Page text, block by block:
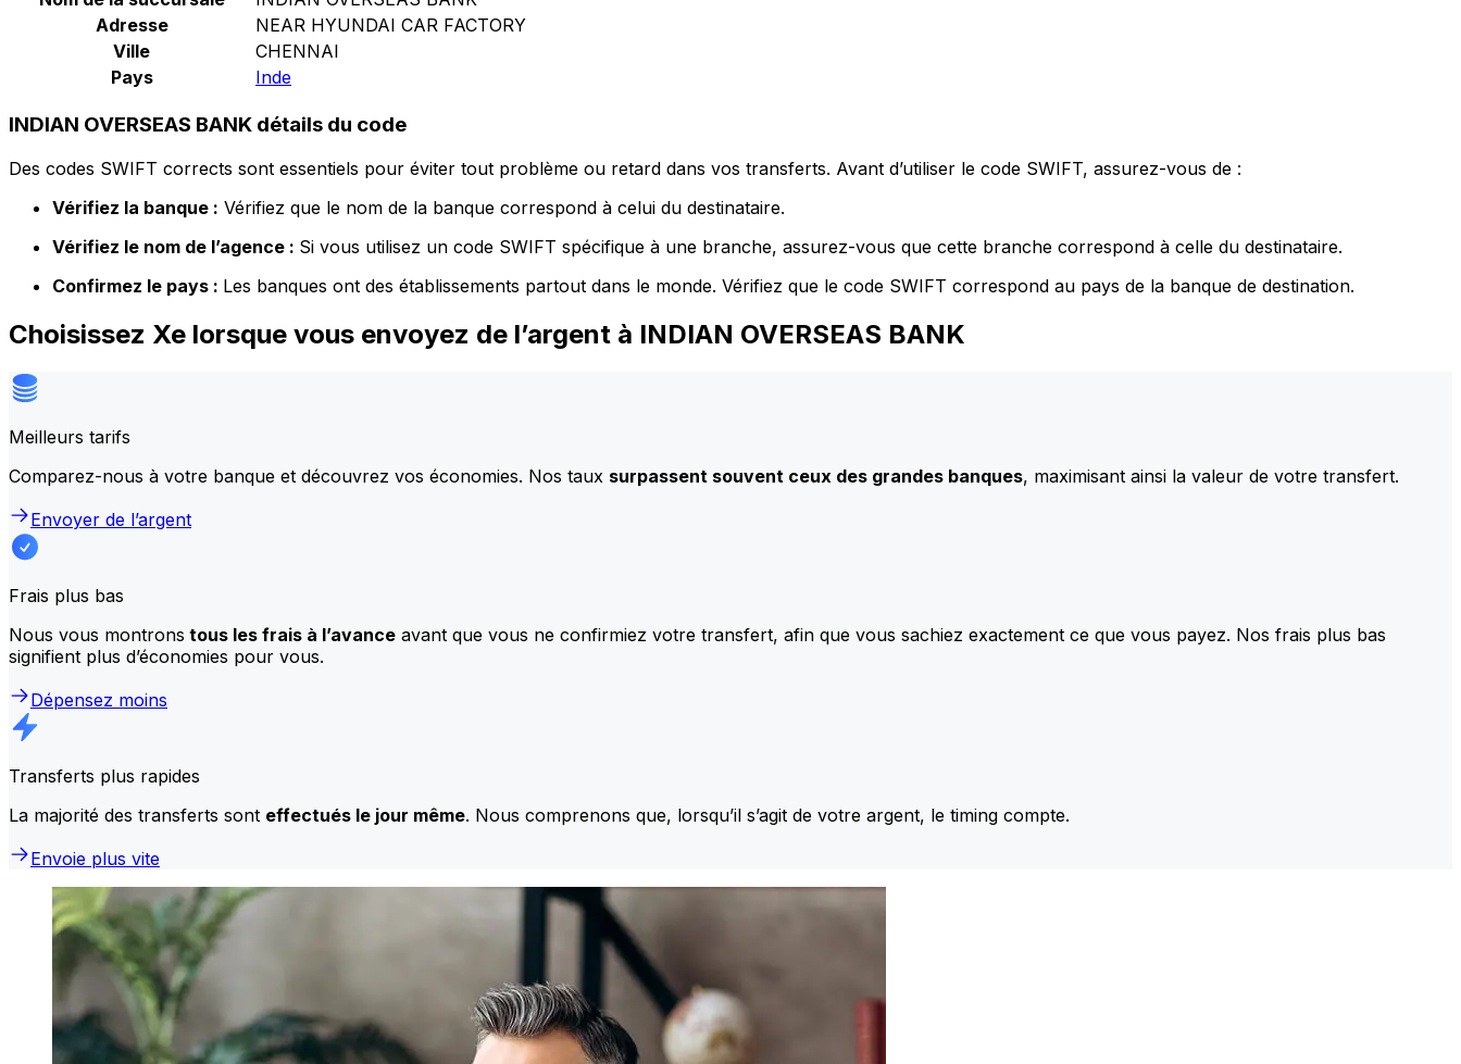
Adresse
NEAR HYUNDAI CAR FACTORY
Ville
CHENNAI
Pays
Inde
INDIAN OVERSEAS BANK détails du code
Des codes SWIFT corrects sont essentiels pour éviter tout problème ou retard dans vos transferts. Avant d’utiliser le code SWIFT, assurez-vous de :
Vérifiez la banque : Vérifiez que le nom de la banque correspond à celui du destinataire.
Vérifiez le nom de l’agence : Si vous utilisez un code SWIFT spécifique à une branche, assurez-vous que cette branche correspond à celle du destinataire.
Confirmez le pays : Les banques ont des établissements partout dans le monde. Vérifiez que le code SWIFT correspond au pays de la banque de destination.
Choisissez Xe lorsque vous envoyez de l’argent à INDIAN OVERSEAS BANK
Meilleurs tarifs
Comparez-nous à votre banque et découvrez vos économies. Nos taux surpassent souvent ceux des grandes banques, maximisant ainsi la valeur de votre transfert.
Envoyer de l’argent
Frais plus bas
Nous vous montrons tous les frais à l’avance avant que vous ne confirmiez votre transfert, afin que vous sachiez exactement ce que vous payez. Nos frais plus bas
signifient plus d’économies pour vous.
Dépensez moins
Transferts plus rapides
La majorité des transferts sont effectués le jour même. Nous comprenons que, lorsqu’il s’agit de votre argent, le timing compte.
Envoie plus vite